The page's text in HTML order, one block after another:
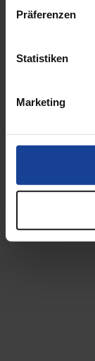
Präferenzen
Statistiken
Marketing